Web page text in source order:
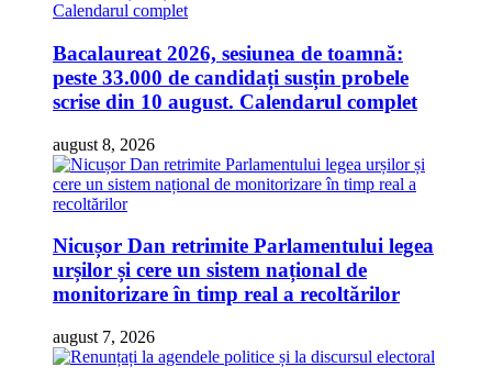
Bacalaureat 2026, sesiunea de toamnă:
peste 33.000 de candidați susțin probele
scrise din 10 august. Calendarul complet
august 8, 2026
Nicușor Dan retrimite Parlamentului legea
urșilor și cere un sistem național de
monitorizare în timp real a recoltărilor
august 7, 2026